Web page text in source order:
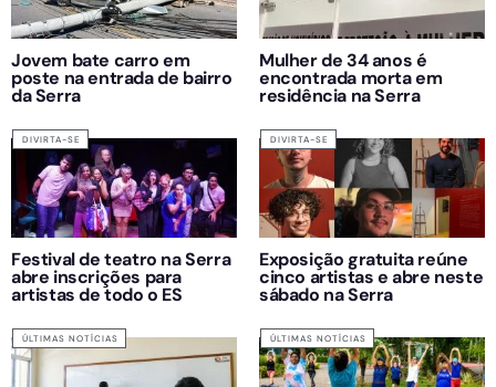
Jovem bate carro em
poste na entrada de bairro
da Serra
Mulher de 34 anos é
encontrada morta em
residência na Serra
DIVIRTA-SE
Festival de teatro na Serra
abre inscrições para
artistas de todo o ES
DIVIRTA-SE
Exposição gratuita reúne
cinco artistas e abre neste
sábado na Serra
ÚLTIMAS NOTÍCIAS ÚLTIMAS NOTÍCIAS